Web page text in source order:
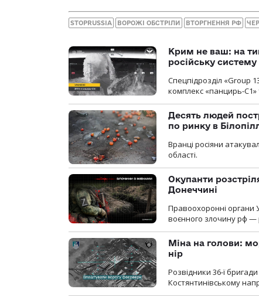
STOPRUSSIA ВОРОЖІ ОБСТРІЛИ ВТОРГНЕННЯ РФ
Крим не ваш: на
російську
Спецпідрозділ «Group
комплекс «панцирь-С1»
Десять людей
по ринку в
Вранці росіяни
області.
Окупанти
Донеччині
Правоохоронні органи
воєнного злочину рф —
Міна на голови:
нір
Розвідники 36-ї
Костянтинівському